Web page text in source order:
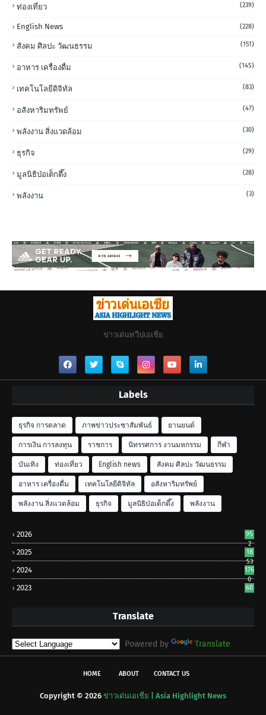
ท่องเที่ยว (239)
English News (228)
สังคม ศิลปะ วัฒนธรรม (151)
อาหาร เครื่องดื่ม (145)
เทคโนโลยีดิจิทัล (83)
อสังหาริมทรัพย์ (47)
พลังงาน สิ่งแวดล้อม (30)
ธุรกิจ (29)
มูลนิธิป่อเต็กตึ๊ง (28)
พลังงาน (3)
ข่าวเด่นทวีปเอเชีย
Labels
ธุรกิจ การตลาด ภาพข่าวประชาสัมพันธ์ ยานยนต์
การเงิน การลงทุน ราชการ นิทรรศการ งานมหกรรม กีฬา
บันเทิง ท่องเที่ยว English news สังคม ศิลปะ วัฒนธรรม
อาหาร เครื่องดื่ม เทคโนโลยีดิจิทัล อสังหาริมทรัพย์
พลังงาน สิ่งแวดล้อม ธุรกิจ มูลนิธิป่อเต็กตึ๊ง พลังงาน
2026
95
2
2025
18
53
2024
176
0
2023 60
Translate
Powered by Translate
HOME ABOUT CONTACT US
Copyright © 2026 ข่าวเด่นเอเชีย | Asia Highlight News